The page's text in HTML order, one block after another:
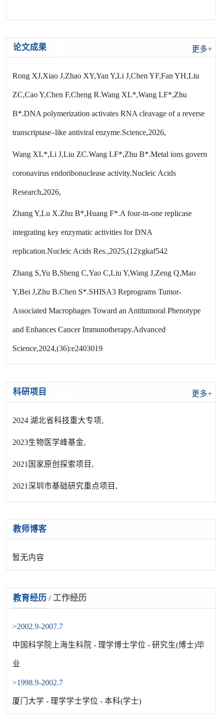
论文成果
Rong XJ,Xiao J,Zhao XY,Yan Y,Li J,Chen YF,Fan YH,Liu
ZC,Cao Y,Chen F,Cheng R.Wang XL*,Wang LF*,Zhu
B*.DNA polymerization activates RNA cleavage of a reverse
transcriptase–like antiviral enzyme.Science,2026,
Wang XL*,Li J,Liu ZC.Wang LF*,Zhu B*.Metal ions govern
coronavirus endoribonuclease activity.Nucleic Acids
Research,2026,
Zhang Y,Lu X.Zhu B*,Huang F*.A four-in-one replicase
integrating key enzymatic activities for DNA
replication.Nucleic Acids Res.,2025,(12):gkaf542
Zhang S,Yu B,Sheng C,Yao C,Liu Y,Wang J,Zeng Q,Mao
Y,Bei J,Zhu B.Chen S*.SHISA3 Reprograms Tumor-
Associated Macrophages Toward an Antitumoral Phenotype
and Enhances Cancer Immunotherapy.Advanced
Science,2024,(36):e2403019
更多+
科研项目
2024 湖北省科技重大专项,
2023生物医学峰基金,
2021国家原创探索项目,
2021深圳市基础研究重点项目,
更多+
教师博客
暂无内容
教育经历 / 工作经历
>2002.9-2007.7
中国科学院上海生科院 - 理学博士学位 - 研究生(博士)毕
业
>1998.9-2002.7
厦门大学 - 理学学士学位 - 本科(学士)